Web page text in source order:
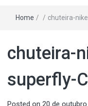
Home / / chuteira-
chuteira-
superfly-
Posted on 20 de